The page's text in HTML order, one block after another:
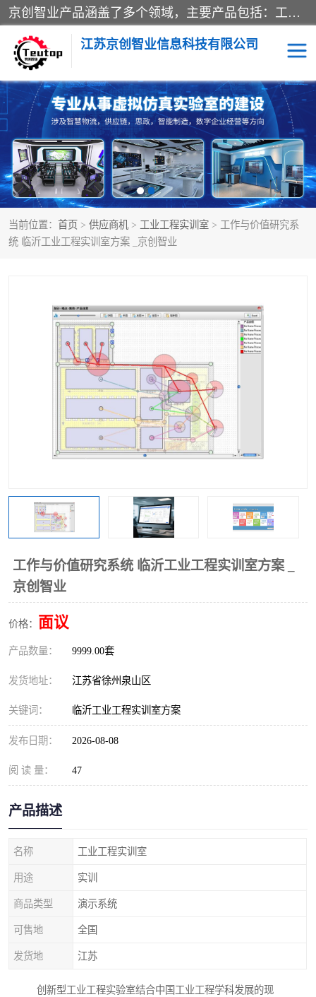
京创智业产品涵盖了多个领域，主要产品包括：工业4.0生产线解决方案，智慧物流综合实训室，教学设备与实验室建设，虚拟仿真实验室等。公司将秉持“创新、执着、诚信、共赢”的理念，以“将服务当作使命”为核心价值观，致力于为客户创造价值，与客户、合作伙伴和员工共同成长。
江苏京创智业信息科技有限公司
当前位置： 首页 > 供应商机 > 工业工程实训室 > 工作与价值研究系
统 临沂工业工程实训室方案 _京创智业
工作与价值研究系统 临沂工业工程实训室方案 _
京创智业
价格： 面议
产品数量： 9999.00套
发货地址： 江苏省徐州泉山区
关键词： 临沂工业工程实训室方案
发布日期： 2026-08-08
阅 读 量： 47
产品描述
名称 工业工程实训室
用途 实训
商品类型 演示系统
可售地 全国
发货地 江苏
创新型工业工程实验室结合中国工业工程学科发展的现
VR物流实训 低碳供应链
生产系统仿真 冷链物流
供应链管理 思政
智慧零售实训 智能制造
工业工程实训室